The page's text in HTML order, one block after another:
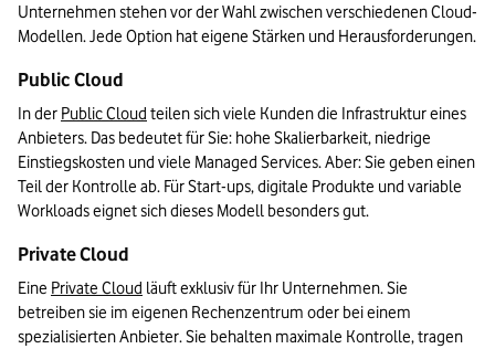
Unternehmen stehen vor der Wahl zwischen verschiedenen Cloud-
Modellen. Jede Option hat eigene Stärken und Herausforderungen.
Public Cloud
In der Public Cloud teilen sich viele Kunden die Infrastruktur eines
Anbieters. Das bedeutet für Sie: hohe Skalierbarkeit, niedrige
Einstiegskosten und viele Managed Services. Aber: Sie geben einen
Teil der Kontrolle ab. Für Start-ups, digitale Produkte und variable
Workloads eignet sich dieses Modell besonders gut.
Private Cloud
Eine Private Cloud läuft exklusiv für Ihr Unternehmen. Sie
betreiben sie im eigenen Rechenzentrum oder bei einem
spezialisierten Anbieter. Sie behalten maximale Kontrolle, tragen